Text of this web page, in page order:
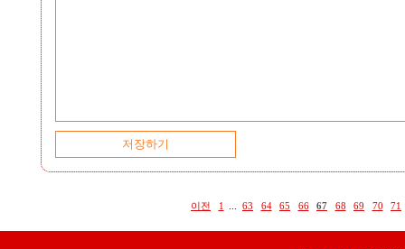
이전 1 63 64 65 66 67 68 69 70 71